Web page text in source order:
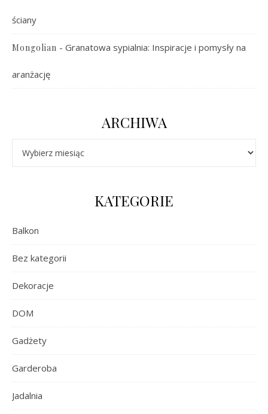
ściany
Mongolian - Granatowa sypialnia: Inspiracje i pomysły na
aranżację
ARCHIWA
KATEGORIE
Balkon
Bez kategorii
Dekoracje
DOM
Gadżety
Garderoba
Jadalnia